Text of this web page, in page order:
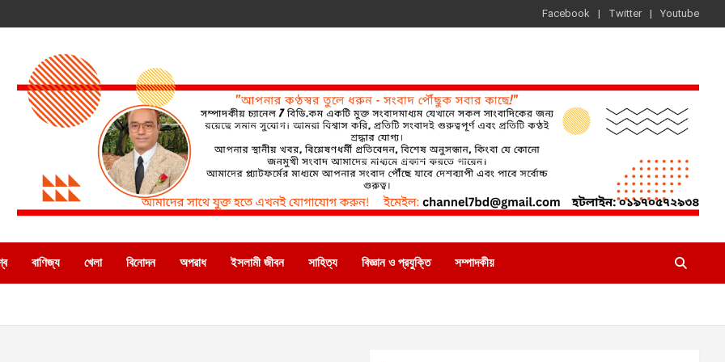
Facebook Twitter Youtube
বাণিজ্য খেলা বিনোদন অপরাধ ইসলামী জীবন সাহিত্য বিজ্ঞান ও প্রযুক্তি সম্পাদকীয়